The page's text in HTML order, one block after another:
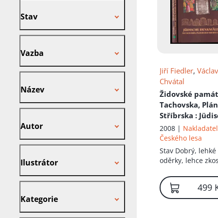
Stav
Vazba
Název
Autor
Ilustrátor
Kategorie
Jiří Fiedler,Václav
Chvátal
Židovské
Tachovska,
Stříbrska :
Denkmäler im
Tachauer, Planer
und Mieser Land
2008 |
Českého lesa
Stav Dobrý, lehké
oděrky, lehce
499